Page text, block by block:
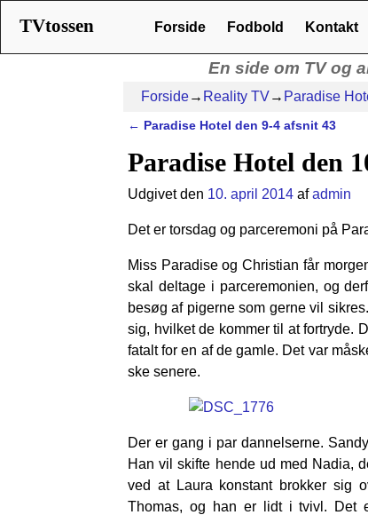
TVtossen
En side om TV og
TVtossen Forside Fodbold Kontakt
Forside→ Reality TV→ Paradise
← Paradise Hotel den 9-4 afsnit 43
Paradise Hotel den
Udgivet den 10. april 2014 afadmin
Det er torsdag og parceremoni på
Miss Paradise og Christian får
skal deltage i parceremonien, og
besøg af pigerne som gerne vil
sig, hvilket de kommer til at fortryde.
fatalt for en af de gamle. Det var
ske senere.
Der er gang i par dannelserne.
Han vil skifte hende ud med Nadia,
ved at Laura konstant brokker sig
Thomas, og han er lidt i tvivl. Det